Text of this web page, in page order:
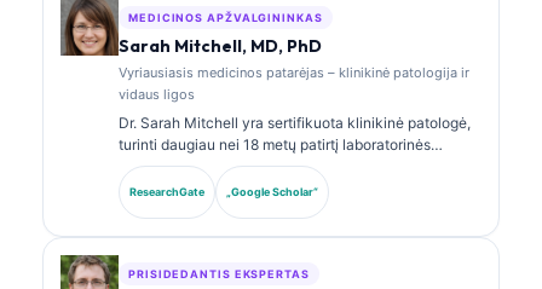
MEDICINOS APŽVALGININKAS
Sarah Mitchell, MD, PhD
Vyriausiasis medicinos patarėjas – klinikinė patologija ir
vidaus ligos
Dr. Sarah Mitchell yra sertifikuota klinikinė patologė,
turinti daugiau nei 18 metų patirtį laboratorinės
medicinos ir diagnostinės analizės srityje. Ji turi
klinikinės chemijos specializacijos sertifikatus ir
plačiai publikavo biomarkerių panelių bei
ResearchGate „Google Scholar“
PRISIDEDANTIS EKSPERTAS